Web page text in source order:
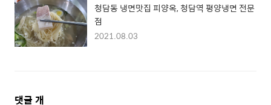
청담동 냉면맛집 피양옥, 청담역 평양냉면 전문
점
2021.08.03
댓
댓글 개